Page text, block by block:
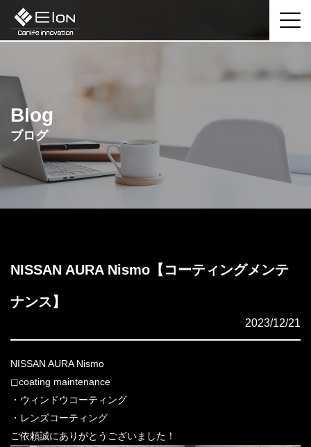
Blog
ブログ
NISSAN AURA Nismo【コーティングメンテ
ナンス】
2023/12/21
NISSAN AURA Nismo
◻︎coating maintenance
・ウィンドウコーティング
・レンズコーティング
ご依頼誠にありがとうございました！